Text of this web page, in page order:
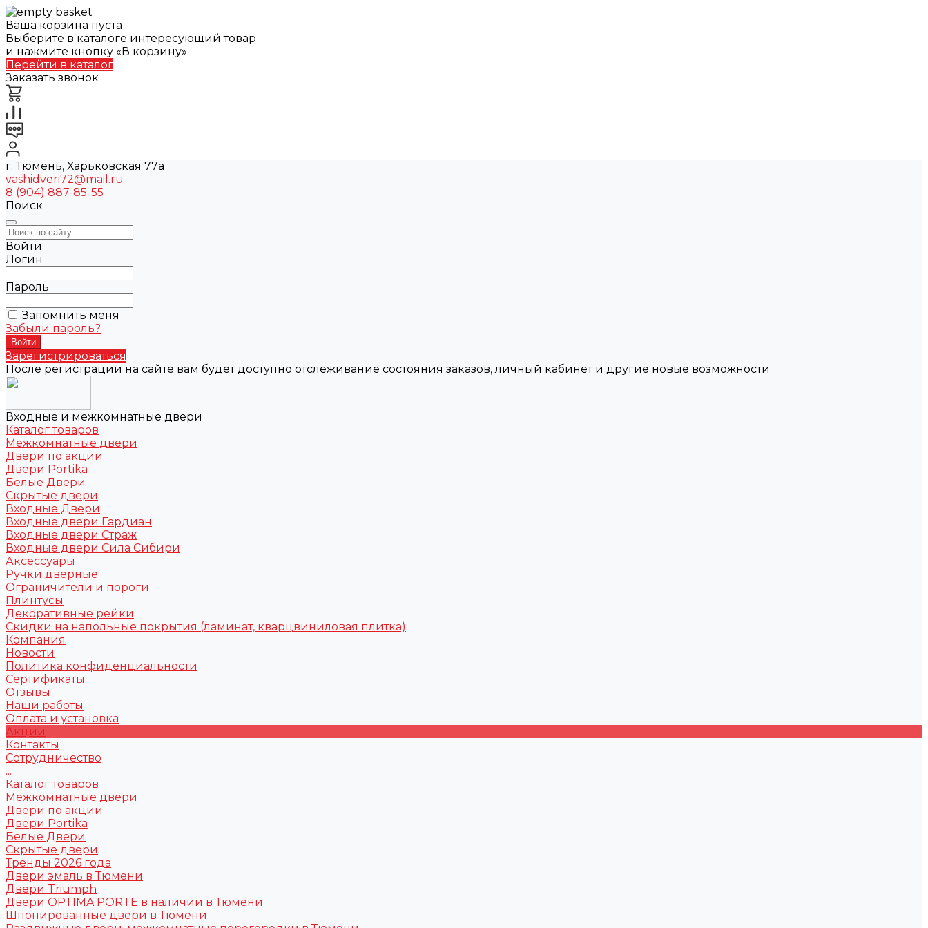
Ваша корзина пуста
Выберите в каталоге интересующий товар
и нажмите кнопку «В корзину».
Перейти в каталог
Заказать звонок
г. Тюмень, Харьковская 77а
vashidveri72@mail.ru
8 (904) 887-85-55
Поиск
Войти
Логин
Пароль
Запомнить меня
Забыли пароль?
Зарегистрироваться
После регистрации на сайте вам будет доступно отслеживание состояния заказов, личный кабинет и другие новые возможности
Входные и межкомнатные двери
Каталог товаров
Межкомнатные двери
Двери по акции
Двери Portika
Белые Двери
Скрытые двери
Входные Двери
Входные двери Гардиан
Входные двери Страж
Входные двери Сила Сибири
Аксессуары
Ручки дверные
Ограничители и пороги
Плинтусы
Декоративные рейки
Скидки на напольные покрытия (ламинат, кварцвиниловая плитка)
Компания
Новости
Политика конфиденциальности
Сертификаты
Отзывы
Наши работы
Оплата и установка
Акции
Контакты
Сотрудничество
...
Каталог товаров
Межкомнатные двери
Двери по акции
Двери Portika
Белые Двери
Скрытые двери
Тренды 2026 года
Двери эмаль в Тюмени
Двери Triumph
Двери OPTIMA PORTE в наличии в Тюмени
Шпонированные двери в Тюмени